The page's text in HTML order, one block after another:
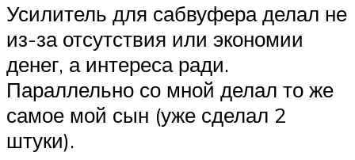
Усилитель для сабвуфера делал не
из-за отсутствия или экономии
денег, а интереса ради.
Параллельно со мной делал то же
самое мой сын (уже сделал 2
штуки).